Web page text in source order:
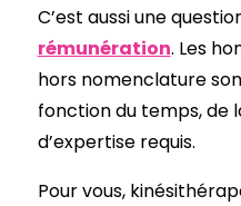
C’est aussi une
rémunération. Les
hors nomenclature
fonction du temps, de
d’expertise requis.
Pour vous,